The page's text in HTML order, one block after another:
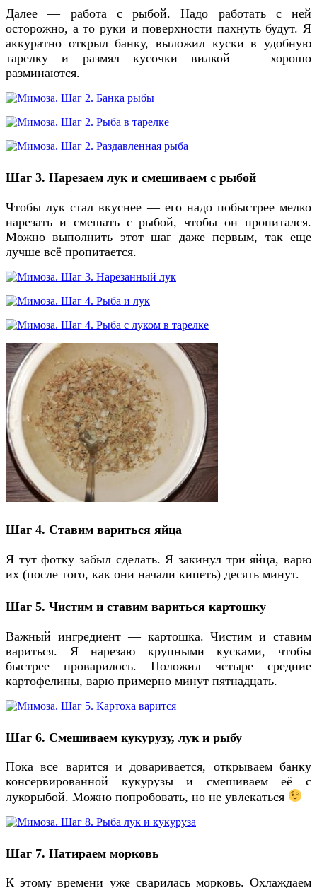
Далее — работа с рыбой. Надо работать с ней
осторожно, а то руки и поверхности пахнуть будут. Я
аккуратно открыл банку, выложил куски в удобную
тарелку и размял кусочки вилкой — хорошо
разминаются.
Шаг 3. Нарезаем лук и смешиваем с рыбой
Чтобы лук стал вкуснее — его надо побыстрее мелко
нарезать и смешать с рыбой, чтобы он пропитался.
Можно выполнить этот шаг даже первым, так еще
лучше всё пропитается.
Шаг 4. Ставим вариться яйца
Я тут фотку забыл сделать. Я закинул три яйца, варю
их (после того, как они начали кипеть) десять минут.
Шаг 5. Чистим и ставим вариться картошку
Важный ингредиент — картошка. Чистим и ставим
вариться. Я нарезаю крупными кусками, чтобы
быстрее проварилось. Положил четыре средние
картофелины, варю примерно минут пятнадцать.
Шаг 6. Смешиваем кукурузу, лук и рыбу
Пока все варится и доваривается, открываем банку
консервированной кукурузы и смешиваем её с
лукорыбой. Можно попробовать, но не увлекаться
Шаг 7. Натираем морковь
К этому времени уже сварилась морковь. Охлаждаем